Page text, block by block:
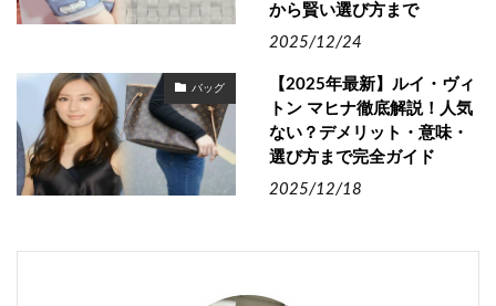
から賢い選び方まで
2025/12/24
バッグ
【2025年最新】ルイ・ヴィ
トン マヒナ徹底解説！人気
ない？デメリット・意味・
選び方まで完全ガイド
2025/12/18